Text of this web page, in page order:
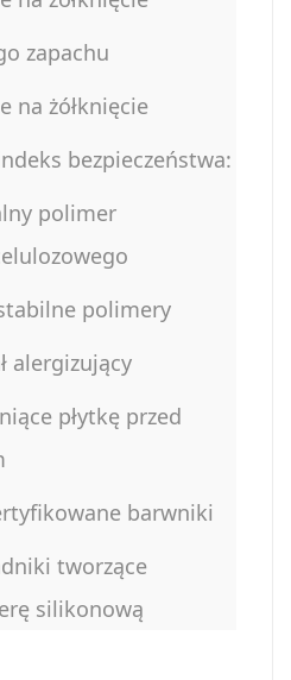
zapachu
na żółknięcie
bezpieczeństwa:
polimer
polimery
alergizujący
płytkę przed
barwniki
tworzące
silikonową